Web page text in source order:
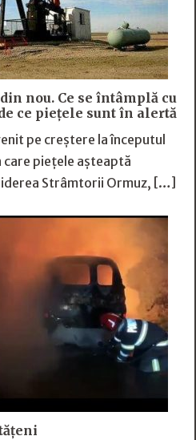
nou. Ce se întâmplă cu
ce piețele sunt în alertă
pe creștere la începutul
care piețele așteaptă
Strâmtorii Ormuz, […]